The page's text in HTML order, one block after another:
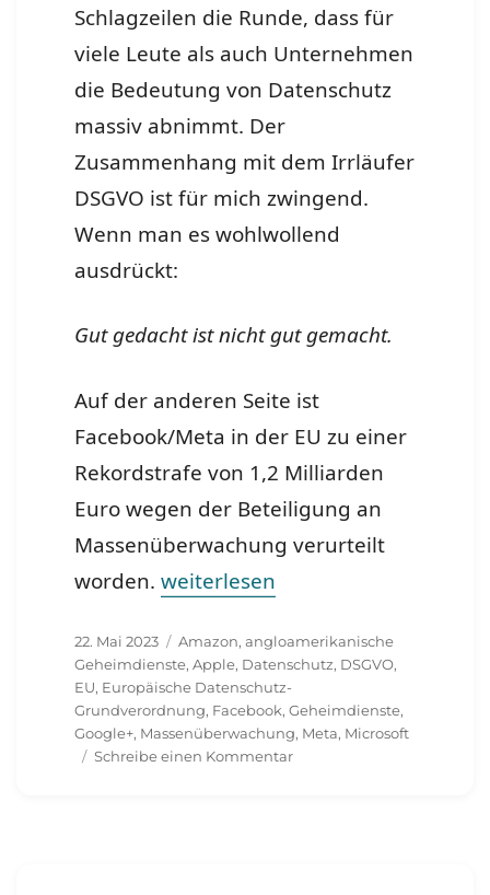
Schlagzeilen die Runde, dass für
viele Leute als auch Unternehmen
die Bedeutung von Datenschutz
massiv abnimmt. Der
Zusammenhang mit dem Irrläufer
DSGVO ist für mich zwingend.
Wenn man es wohlwollend
ausdrückt:
Gut gedacht ist nicht gut gemacht.
Auf der anderen Seite ist
Facebook/Meta in der EU zu einer
Rekordstrafe von 1,2 Milliarden
Euro wegen der Beteiligung an
Massenüberwachung verurteilt
worden.„5 Jahre DSGVO und
weiterlesen
Veröffentlicht
am
22. Mai 2023 Schlagwörter
Amazon,angloamerikanische
Geheimdienste,Apple, Datenschutz, DSGVO,
EU, Europäische Datenschutz-
Grundverordnung, Facebook,Geheimdienste,
Google+, Massenüberwachung, Meta, Microsoft
Schreibe einen Kommentarzu